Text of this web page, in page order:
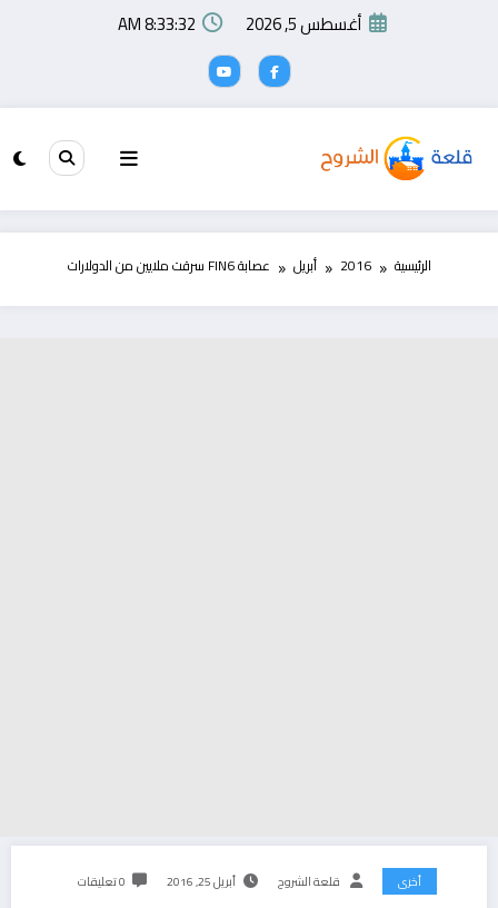
أغسطس 5, 2026 8:33:32 AM
الرئيسية 2016 أبريل عصابة FIN6 سرقت ملايين من الدولارات
أخرى قلعة الشروح أبريل 25, 2016 0 تعليقات